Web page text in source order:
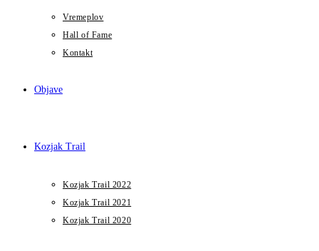
Vremeplov
Hall of Fame
Kontakt
Objave
Kozjak Trail
Kozjak Trail 2022
Kozjak Trail 2021
Kozjak Trail 2020